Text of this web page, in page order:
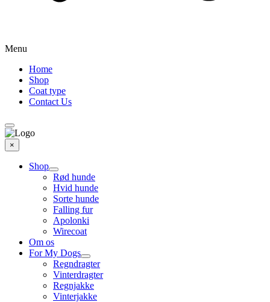
Menu
Home
Shop
Coat type
Contact Us
×
Shop
Rød hunde
Hvid hunde
Sorte hunde
Falling fur
Apolonki
Wirecoat
Om os
For My Dogs
Regndragter
Vinterdragter
Regnjakke
Vinterjakke